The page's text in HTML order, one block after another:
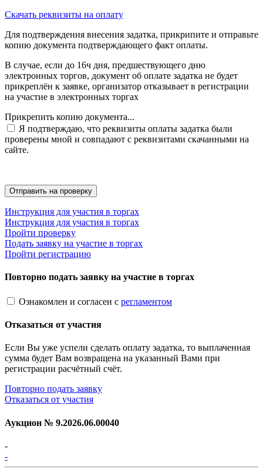
Скачать реквизиты на оплату
Для подтверждения внесения задатка, прикрипите и отправьте
копию документа подтверждающего факт оплаты.
В случае, если до 16ч дня, предшествующего дню
электронных торгов, документ об оплате задатка не будет
прикреплён к заявке, организатор отказывает в регистрации
на участие в электронных торгах
Прикрепить копию документа...
Я подтверждаю, что реквизиты оплаты задатка были
проверены мной и совпадают с реквизитами скачанными на
сайте.
Инструкция для участия в торгах
Инструкция для участия в торгах
Пройти проверку
Подать заявку на участие в торгах
Пройти регистрацию
Повторно подать заявку на участие в торгах
Ознакомлен и согласен с регламентом
Отказаться от участия
Если Вы уже успели сделать оплату задатка, то выплаченная
сумма будет Вам возвращена на указанный Вами при
регистрации расчётный счёт.
Повторно подать заявку
Отказаться от участия
Аукцион № 9.2026.06.00040
-
-